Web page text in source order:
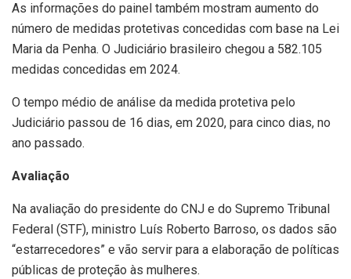
As informações do painel também mostram aumento do
número de medidas protetivas concedidas com base na Lei
Maria da Penha. O Judiciário brasileiro chegou a 582.105
medidas concedidas em 2024.
O tempo médio de análise da medida protetiva pelo
Judiciário passou de 16 dias, em 2020, para cinco dias, no
ano passado.
Avaliação
Na avaliação do presidente do CNJ e do Supremo Tribunal
Federal (STF), ministro Luís Roberto Barroso, os dados são
“estarrecedores” e vão servir para a elaboração de políticas
públicas de proteção às mulheres.